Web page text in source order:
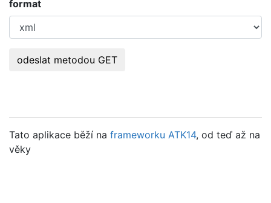
format
odeslat metodou GET
Tato aplikace běží na frameworku ATK14, od teď až na
věky